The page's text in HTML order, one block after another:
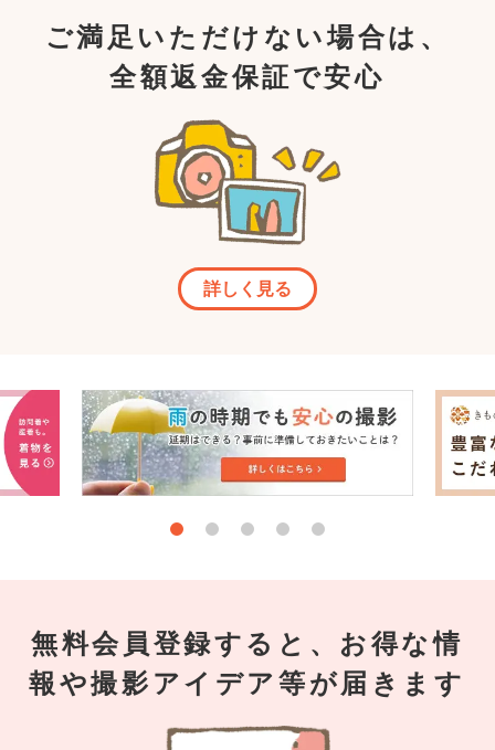
ご満足いただけない場合は、
全額返金保証で安心
詳しく見る
無料会員登録すると、お得な情
報や撮影アイデア等が届きます